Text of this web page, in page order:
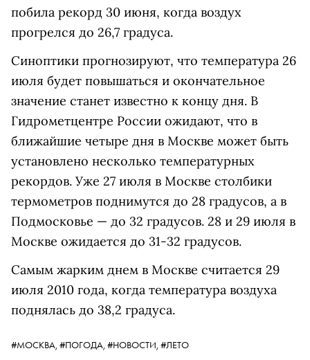
побила рекорд 30 июня, когда воздух
прогрелся до 26,7 градуса.
Синоптики прогнозируют, что температура 26
июля будет повышаться и окончательное
значение станет известно к концу дня. В
Гидрометцентре России ожидают, что в
ближайшие четыре дня в Москве может быть
установлено несколько температурных
рекордов. Уже 27 июля в Москве столбики
термометров поднимутся до 28 градусов, а в
Подмосковье — до 32 градусов. 28 и 29 июля в
Москве ожидается до 31-32 градусов.
Самым жарким днем в Москве считается 29
июля 2010 года, когда температура воздуха
поднялась до 38,2 градуса.
#МОСКВА, #ПОГОДА, #НОВОСТИ, #ЛЕТО